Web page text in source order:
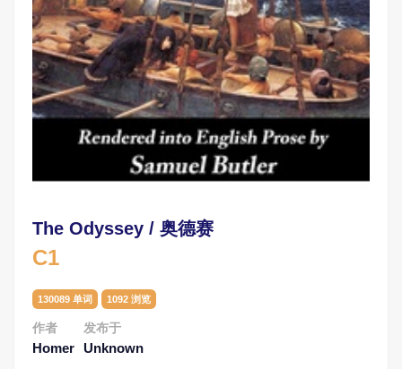
The Odyssey / 奥德赛
C1
130089 单词 1092 浏览
作者
Homer
发布于
Unknown